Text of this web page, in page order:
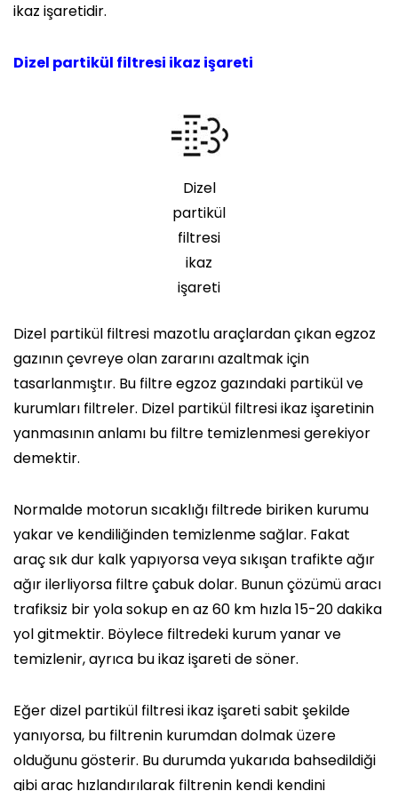
ikaz işaretidir.
Dizel partikül filtresi ikaz işareti
Dizel
partikül
filtresi
ikaz
işareti
Dizel partikül filtresi mazotlu araçlardan çıkan egzoz
gazının çevreye olan zararını azaltmak için
tasarlanmıştır. Bu filtre egzoz gazındaki partikül ve
kurumları filtreler. Dizel partikül filtresi ikaz işaretinin
yanmasının anlamı bu filtre temizlenmesi gerekiyor
demektir.
Normalde motorun sıcaklığı filtrede biriken kurumu
yakar ve kendiliğinden temizlenme sağlar. Fakat
araç sık dur kalk yapıyorsa veya sıkışan trafikte ağır
ağır ilerliyorsa filtre çabuk dolar. Bunun çözümü aracı
trafiksiz bir yola sokup en az 60 km hızla 15-20 dakika
yol gitmektir. Böylece filtredeki kurum yanar ve
temizlenir, ayrıca bu ikaz işareti de söner.
Eğer dizel partikül filtresi ikaz işareti sabit şekilde
yanıyorsa, bu filtrenin kurumdan dolmak üzere
olduğunu gösterir. Bu durumda yukarıda bahsedildiği
gibi araç hızlandırılarak filtrenin kendi kendini